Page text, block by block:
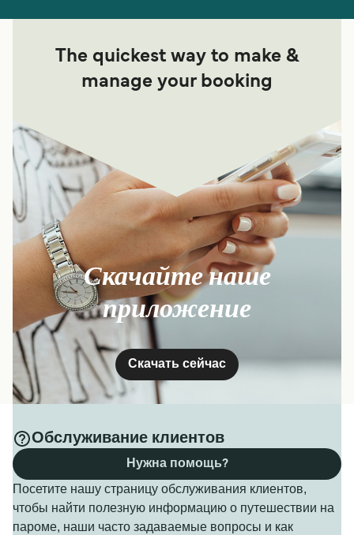
The quickest way to make &
manage your booking
Скачайте наше
приложение
Скачать сейчас
Обслуживание клиентов
Посетите нашу страницу обслуживания клиентов,
чтобы найти полезную информацию о путешествии на
пароме, наши часто задаваемые вопросы и как
Нужна помощь?